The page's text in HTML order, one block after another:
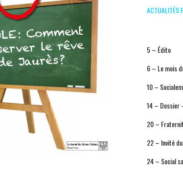
ACTUALITÉS
5 – Édito
6 – Le mois
10 –
14 – Dossier
20 –
22 – Invité
24 – Social